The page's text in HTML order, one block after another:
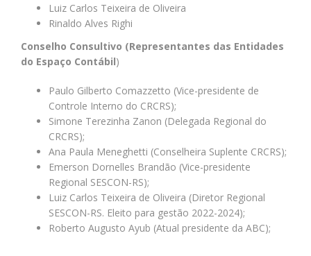
Luiz Carlos Teixeira de Oliveira
Rinaldo Alves Righi
Conselho Consultivo (Representantes das Entidades
do Espaço Contábil)
Paulo Gilberto Comazzetto (Vice-presidente de
Controle Interno do CRCRS);
Simone Terezinha Zanon (Delegada Regional do
CRCRS);
Ana Paula Meneghetti (Conselheira Suplente CRCRS);
Emerson Dornelles Brandão (Vice-presidente
Regional SESCON-RS);
Luiz Carlos Teixeira de Oliveira (Diretor Regional
SESCON-RS. Eleito para gestão 2022-2024);
Roberto Augusto Ayub (Atual presidente da ABC);